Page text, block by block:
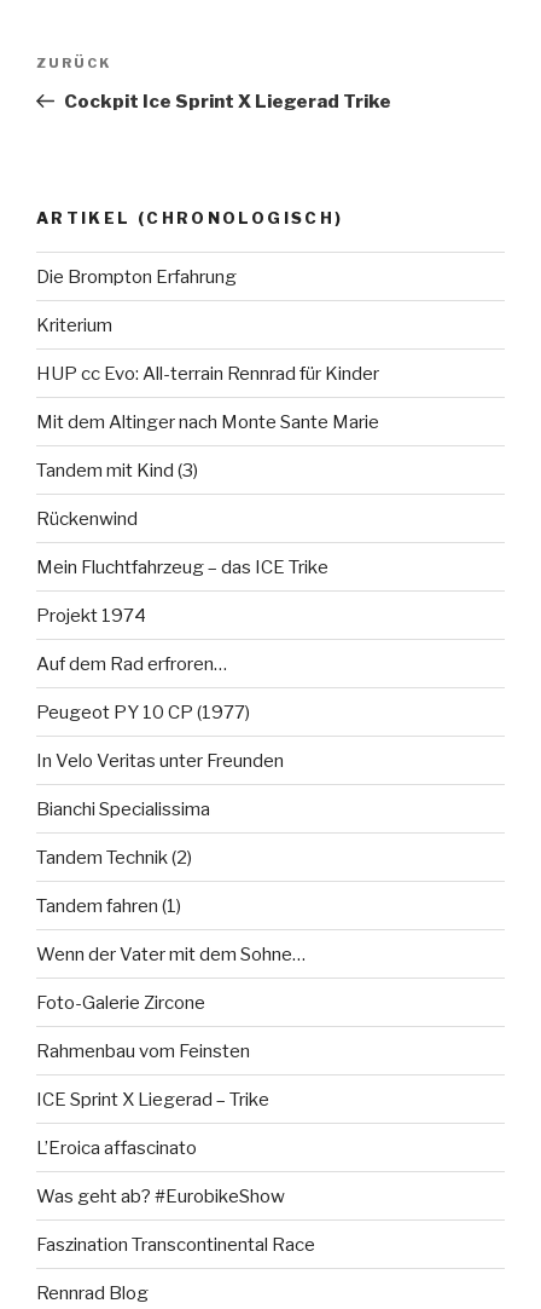
Beitragsnavigation
Vorheriger
Beitrag
ZURÜCK
Cockpit Ice Sprint X Liegerad Trike
ARTIKEL (CHRONOLOGISCH)
Die Brompton Erfahrung
Kriterium
HUP cc Evo: All-terrain Rennrad für Kinder
Mit dem Altinger nach Monte Sante Marie
Tandem mit Kind (3)
Rückenwind
Mein Fluchtfahrzeug – das ICE Trike
Projekt 1974
Auf dem Rad erfroren…
Peugeot PY 10 CP (1977)
In Velo Veritas unter Freunden
Bianchi Specialissima
Tandem Technik (2)
Tandem fahren (1)
Wenn der Vater mit dem Sohne…
Foto-Galerie Zircone
Rahmenbau vom Feinsten
ICE Sprint X Liegerad – Trike
L’Eroica affascinato
Was geht ab? #EurobikeShow
Faszination Transcontinental Race
Rennrad Blog